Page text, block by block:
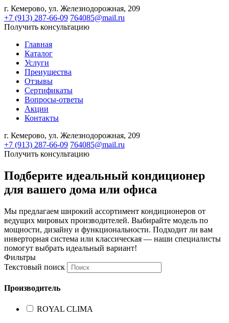
г. Кемерово, ул. Железнодорожная, 209
+7 (913) 287-66-09 764085@mail.ru
Получить консультацию
Главная
Каталог
Услуги
Преиущества
Отзывы
Сертификаты
Вопросы-ответы
Акции
Контакты
г. Кемерово, ул. Железнодорожная, 209
+7 (913) 287-66-09 764085@mail.ru
Получить консультацию
Подберите идеальный кондиционер
для вашего дома или офиса
Мы предлагаем широкий ассортимент кондиционеров от
ведущих мировых производителей. Выбирайте модель по
мощности, дизайну и функциональности. Подходит ли вам
инверторная система или классическая — наши специалисты
помогут выбрать идеальный вариант!
Фильтры
Текстовый поиск
Производитель
ROYAL CLIMA